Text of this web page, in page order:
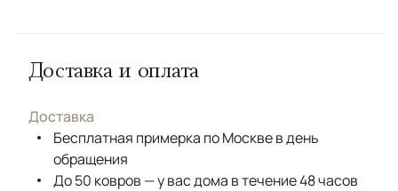
Доставка и оплата
Доставка
Бесплатная примерка по Москве в день
обращения
До 50 ковров — у вас дома в течение 48 часов